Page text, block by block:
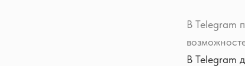
В Telegram
В Telegram